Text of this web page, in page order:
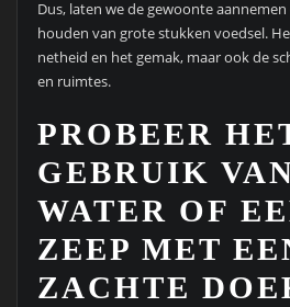
Dus, laten we de gewoonte
houden van grote stukken voedsel.
netheid en het gemak, maar ook de
en ruimtes.
PROBEER
GEBRUIK
WATER OF
ZEEP MET
ZACHTE